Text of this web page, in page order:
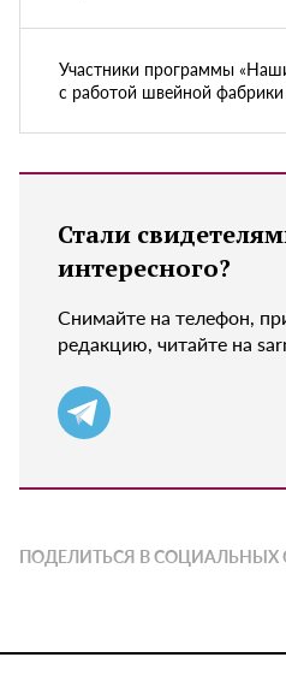
Участники программы
с работой швейной фабрики
Стали
интересного?
Снимайте на телефон,
редакцию, читайте на
ПОДЕЛИТЬСЯ В СОЦИАЛЬНЫХ